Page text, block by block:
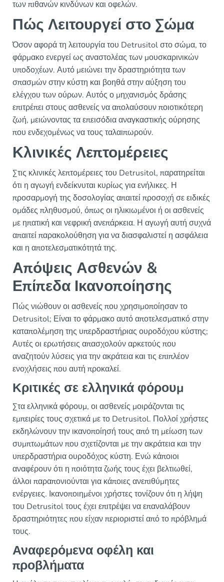
των πιθανών κινδύνων και οφελών.
Πώς Λειτουργεί στο Σώμα
Όσον αφορά τη λειτουργία του Detrusitol στο σώμα, το
φάρμακο ενεργεί ως αναστολέας των μουσκαρινικών
υποδοχέων. Αυτό μειώνει την δραστηριότητα των
σπασμών στην κύστη και βοηθά στην αύξηση του
ελέγχου των ούρων. Αυτός ο μηχανισμός δράσης
επιτρέπει στους ασθενείς να απολαύσουν ποιοτικότερη
ζωή, μειώνοντας τα επεισόδια αναγκαστικής ούρησης
που ενδεχομένως να τους ταλαιπωρούν.
Κλινικές Λεπτομέρειες
Στις κλινικές λεπτομέρειες του Detrusitol, παρατηρείται
ότι η αγωγή ενδείκνυται κυρίως για ενήλικες. Η
προσαρμογή της δοσολογίας απαιτεί προσοχή σε ειδικές
ομάδες πληθυσμού, όπως οι ηλικιωμένοι ή οι ασθενείς
με ηπατική και νεφρική ανεπάρκεια. Η αγωγή αυτή συχνά
απαιτεί παρακολούθηση για να διασφαλιστεί η ασφάλεια
και η αποτελεσματικότητά της.
Απόψεις Ασθενών &
Επίπεδα Ικανοποίησης
Πώς νιώθουν οι ασθενείς που χρησιμοποίησαν το
Detrusitol; Είναι το φάρμακο αυτό αποτελεσματικό στην
καταπολέμηση της υπερδραστήριας ουροδόχου κύστης;
Αυτές οι ερωτήσεις απασχολούν αρκετούς που
αναζητούν λύσεις για την ακράτεια και τις επιπλέον
ενοχλήσεις που αυτή προκαλεί.
Κριτικές σε ελληνικά φόρουμ
Στα ελληνικά φόρουμ, οι ασθενείς μοιράζονται τις
εμπειρίες τους σχετικά με το Detrusitol. Πολλοί χρήστες
εκδηλώνουν την ικανοποίησή τους από τη μείωση των
συμπτωμάτων που σχετίζονται με την ακράτεια και την
υπερδραστήρια ουροδόχος κύστη. Ενώ κάποιοι
αναφέρουν ότι η ποιότητα ζωής τους έχει βελτιωθεί,
άλλοι παραπονιούνται για κάποιες ανεπιθύμητες
ενέργειες. Ικανοποιημένοι χρήστες τονίζουν ότι η λήψη
του Detrusitol τους έχει επιτρέψει να επαναλάβουν
δραστηριότητες που είχαν περιοριστεί από το πρόβλημά
τους.
Αναφερόμενα οφέλη και
προβλήματα